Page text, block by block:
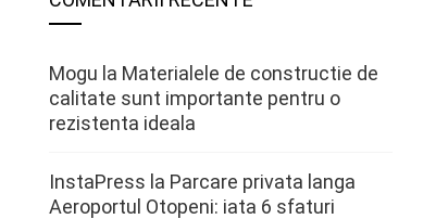
Mogu la Materialele de constructie de
calitate sunt importante pentru o
rezistenta ideala
InstaPress la Parcare privata langa
Aeroportul Otopeni: iata 6 sfaturi